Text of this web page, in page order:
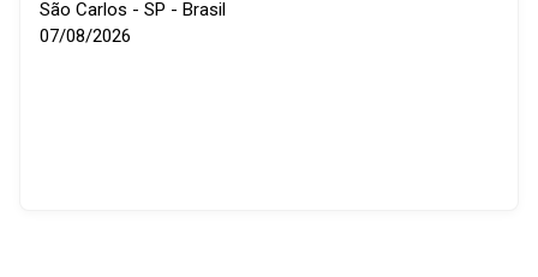
São Carlos - SP - Brasil
07/08/2026